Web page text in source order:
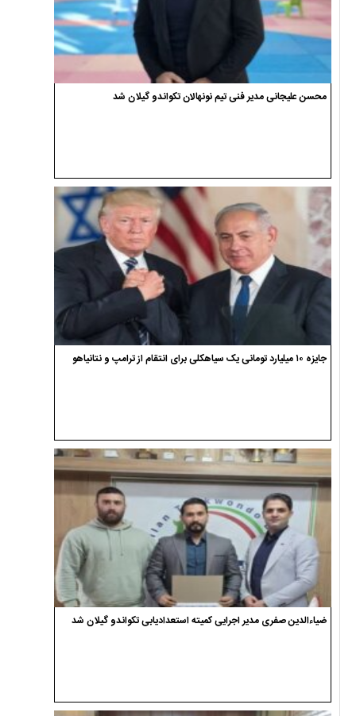
محسن علیجانی مدیر فنی تیم نونهالان تکواندو گیلان شد
جایزه ۱۰ میلیارد تومانی یک سیاهکلی برای انتقام از ترامپ و نتانیاهو
ضیاءالدین صفری مدیر اجرایی کمیته استعدادیابی تکواندو گیلان شد